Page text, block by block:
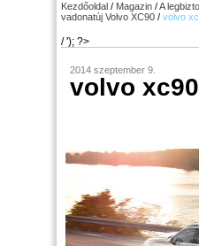
Kezdőoldal / Magazin /A
vadonatúj Volvo XC90 / volvo
/ '); ?>
2014 szeptember 9.
volvo